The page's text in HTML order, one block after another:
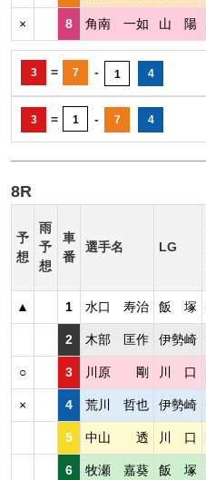
× 8 角南 一如 山 陽
3 = 7 - 1 4
3 = 1 - 7 4
8R
予
想
雨
予
想
車
番
選手名 LG
▲ 1 水口 寿治 飯 塚
2 木部 匡作 伊勢崎
○ 3 川原 剛 川 口
× 4 荒川 哲也 伊勢崎
5 中山 透 川 口
6 牧瀬 嘉葵 飯 塚